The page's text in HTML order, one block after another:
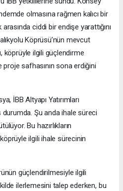
olmasına rağmen kalıcı bir
ciddi bir endişe yarattığını
Köprüsü’nün mevcut
köprüyle ilgili güçlendirme
proje safhasının sona erdiğini
İBB Altyapı Yatırımları
durumda. Şu anda ihale süreci
Bu hazırlıkların
ilgili ihale sürecinin
güçlendirilmesiyle ilgili
ilerlemesini talep ederken, bu